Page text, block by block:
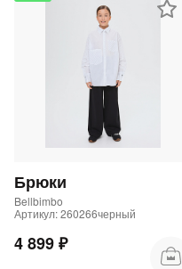
Брюки
Bellbimbo
Артикул: 260266черный
4 899 ₽